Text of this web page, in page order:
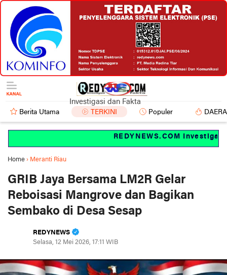
Investigasi dan Fakta
Berita Utama TERKINI Populer
REDYNEWS.COM Investigasi
Home › Meranti Riau
GRIB Jaya Bersama LM2R Gelar
Reboisasi Mangrove dan Bagikan
Sembako di Desa Sesap
REDYNEWS
Selasa, 12 Mei 2026, 17:11 WIB